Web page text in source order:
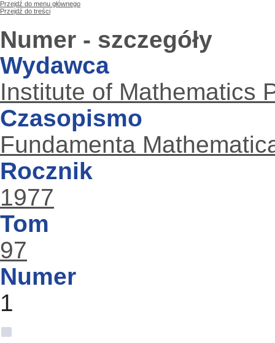
Przejdź do menu głównego
Przejdź do treści
Numer - szczegóły
Wydawca
Institute of Mathematics
Czasopismo
Fundamenta
Rocznik
1977
Tom
97
Numer
1